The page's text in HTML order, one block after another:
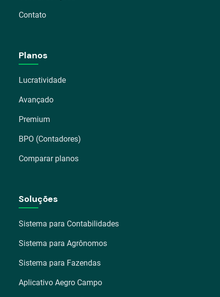
Contato
Planos
Lucratividade
Avançado
Premium
BPO (Contadores)
Comparar planos
Soluções
Sistema para Contabilidades
Sistema para Agrônomos
Sistema para Fazendas
Aplicativo Aegro Campo